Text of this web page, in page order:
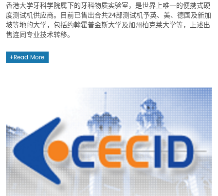
香港大学牙科学院属下的牙科物质实验室，是世界上唯一的便携式硬
度测试机供应商。目前已售出合共24部测试机予英、美、德国及新加
坡等地的大学，包括约翰霍普金斯大学及加州柏克莱大学等，上述出
售连同专业技术转移。
Read More